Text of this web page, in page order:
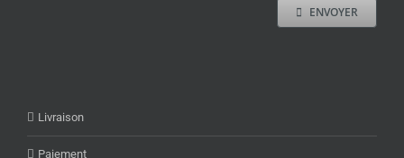
ENVOYER
Livraison
Paiement